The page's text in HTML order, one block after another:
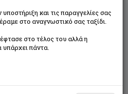
Η τιμή μας:
Δεν υπάρχει δυνατότητα παραγγελίας
και τις παραγγελίες σας
στο αναγνωστικό σας ταξίδι.
στο τέλος του αλλά η
υπάρχει πάντα.